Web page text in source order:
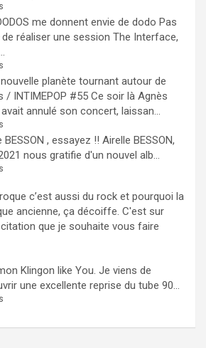
me donnent envie de dodo Pas
réaliser une session The Interface,
planète tournant autour de
/ INTIMEPOP #55 Ce soir là Agnès
avait annulé son concert, laissan...
BESSON , essayez !! Airelle BESSON,
nous gratifie d'un nouvel alb...
c’est aussi du rock et pourquoi la
ancienne, ça décoiffe. C'est sur
que je souhaite vous faire
Klingon like You. Je viens de
une excellente reprise du tube 90...